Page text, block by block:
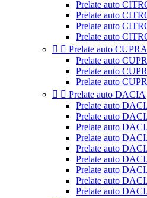
Prelate auto
Prelate auto
Prelate auto
Prelate auto
  Prelate auto CUPRA
Prelate auto
Prelate auto
Prelate auto
  Prelate auto DACIA
Prelate auto
Prelate auto
Prelate auto
Prelate auto
Prelate auto
Prelate auto
Prelate auto
Prelate auto
Prelate auto